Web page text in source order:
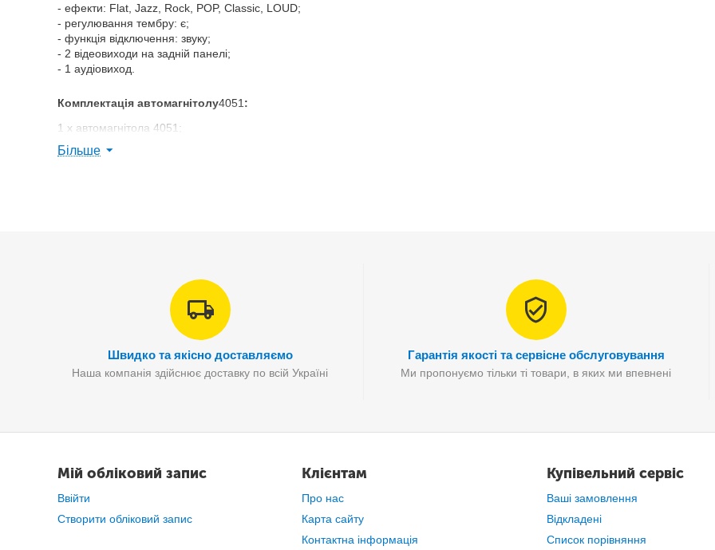
- ефекти: Flat, Jazz, Rock, POP, Classic, LOUD;
- регулювання тембру: є;
- функція відключення: звуку;
- 2 відеовиходи на задній панелі;
- 1 аудіовиход.
Комплектація автомагнітолу4051 :
1 х автомагнітола 4051;
1 х дроти з роз'ємами для підключення;
1 х інструкція англійською;
Більше
Швидко та якісно доставляємо
Наша компанія здійснює доставку по всій Україні
Гарантія якості та сервісне обслуговування
Ми пропонуємо тільки ті товари, в яких ми впевнені
Мій обліковий запис
Ввійти
Створити обліковий запис
Клієнтам
Про нас
Карта сайту
Контактна інформація
Купівельний сервіс
Ваші замовлення
Відкладені
Список порівняння